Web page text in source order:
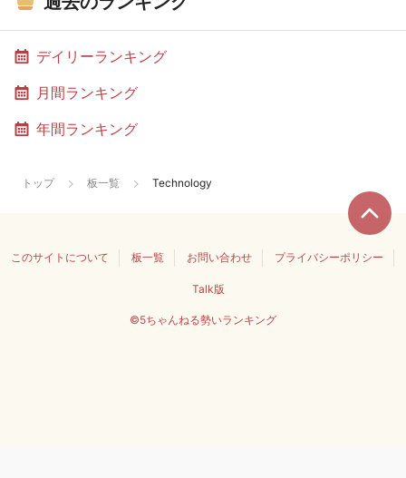
デイリーランキング
月間ランキング
年間ランキング
トップ 板一覧 Technology
このサイトについて 板一覧 お問い合わせ プライバシーポリシー
Talk版
©5ちゃんねる勢いランキング